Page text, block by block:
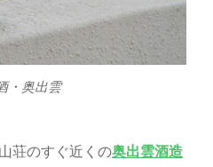
・奥出雲
荘のすぐ近くの奥出雲酒造